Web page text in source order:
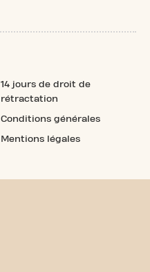
14 jours de droit de
rétractation
Conditions générales
Mentions légales